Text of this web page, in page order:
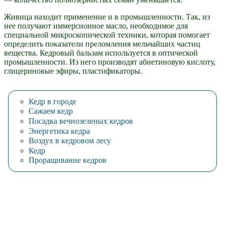
Живица находит применение и в промышленности. Так, из
нее получают иммерсионное масло, необходимое для
специальной микроскопической техники, которая помогает
определить показатели преломления мельчайших частиц
вещества. Кедровый бальзам используется в оптической
промышленности. Из него производят абиетиновую кислоту,
глицериновые эфиры, пластификаторы.
Кедр в городе
Сажаем кедр
Посадка вечнозеленых кедров
Энергетика кедра
Воздух в кедровом лесу
Кедр
Проращивание кедров